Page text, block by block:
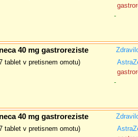
-
40 mg gastroreziste
tablet v pretisnem omotu)
-
40 mg gastroreziste
tablet v pretisnem omotu)